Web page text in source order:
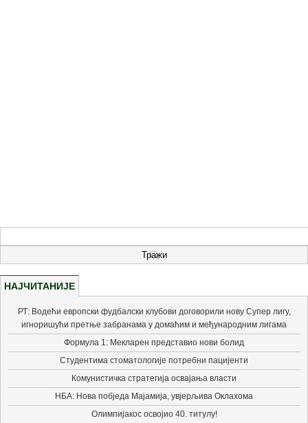
НАЈЧИТАНИЈЕ
РТ: Водећи европски фудбалски клубови договорили нову Супер лигу,
игноришући претње забранама у домаћим и међународним лигама
Формула 1: Мекларен представио нови болид
Студентима стоматологије потребни пацијенти
Комунистичка стратегија освајања власти
НБА: Нова побједа Мајамија, увјерљива Оклахома
Олимпијакос освојио 40. титулу!